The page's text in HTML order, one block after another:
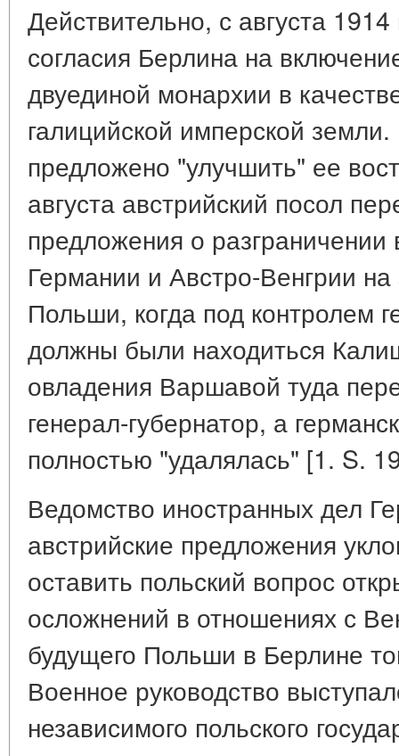
Действительно, с августа
согласия Берлина на
двуединой монархии в
галицийской имперской
предложено "улучшить" ее
августа австрийский посол
предложения о
Германии и Австро-Венгрии
Польши, когда под контролем
должны были находиться
овладения Варшавой туда
генерал-губернатор, а
полностью "удалялась" [1. S.
Ведомство иностранных дел
австрийские предложения
оставить польский вопрос
осложнений в отношениях с
будущего Польши в Берлине
Военное руководство
независимого польского